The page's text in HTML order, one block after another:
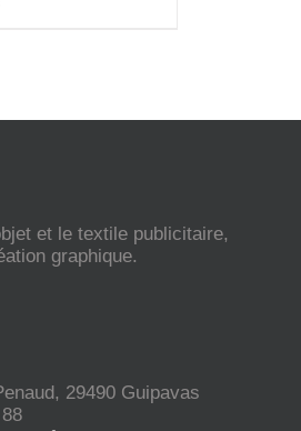
et le textile publicitaire,
graphique.
29490 Guipavas